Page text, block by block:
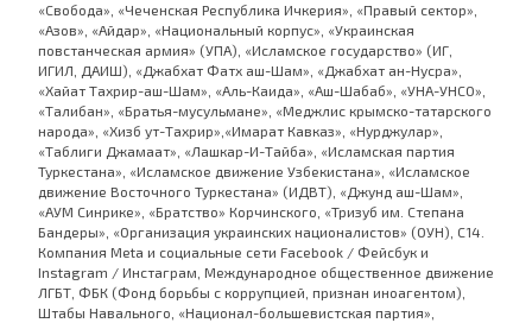
«Свобода», «Чеченская Республика Ичкерия», «Правый сектор»,
«Азов», «Айдар», «Национальный корпус», «Украинская
повстанческая армия» (УПА), «Исламское государство» (ИГ,
ИГИЛ, ДАИШ), «Джабхат Фатх аш-Шам», «Джабхат ан-Нусра»,
«Хайат Тахрир-аш-Шам», «Аль-Каида», «Аш-Шабаб», «УНА-УНСО»,
«Талибан», «Братья-мусульмане», «Меджлис крымско-татарского
народа», «Хизб ут-Тахрир»,«Имарат Кавказ», «Нурджулар»,
«Таблиги Джамаат», «Лашкар-И-Тайба», «Исламская партия
Туркестана», «Исламское движение Узбекистана», «Исламское
движение Восточного Туркестана» (ИДВТ), «Джунд аш-Шам»,
«АУМ Синрике», «Братство» Корчинского, «Тризуб им. Степана
Бандеры», «Организация украинских националистов» (ОУН), С14.
Компания Meta и социальные сети Facebook / Фейсбук и
Instagram / Инстаграм, Международное общественное движение
ЛГБТ, ФБК (Фонд борьбы с коррупцией, признан иноагентом),
Штабы Навального, «Национал-большевистская партия»,